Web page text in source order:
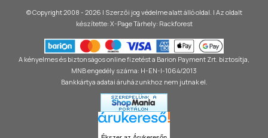
© Copyright 2008 - 2026 | Szerzői jog védelme alatt álló oldal. | Az oldalt
készítette: X-PageTárhely: Rackforest
A kényelmes és biztonságos online fizetést a Barion Payment Zrt. biztosítja,
MNB engedély száma: H-EN-I-1064/2013
Bankkártya adatai áruházunkhoz nem jutnak el.